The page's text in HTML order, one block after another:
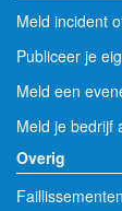
Meld incident
Publiceer je
Meld een
Meld je bedrijf
Overig